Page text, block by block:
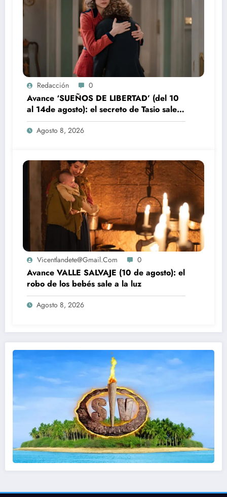
Redacción 0
Avance ‘SUEÑOS DE LIBERTAD’ (del 10
al 14de agosto): el secreto de Tasio sale a
la luz
Agosto 8, 2026
Vicentlandete@gmail.com 0
Avance VALLE SALVAJE (10 de agosto): el
robo de los bebés sale a la luz
Agosto 8, 2026